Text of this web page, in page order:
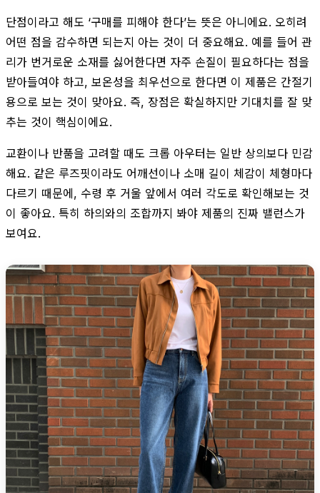
단점이라고 해도 ‘구매를 피해야 한다’는 뜻은 아니에요. 오히려
어떤 점을 감수하면 되는지 아는 것이 더 중요해요. 예를 들어 관
리가 번거로운 소재를 싫어한다면 자주 손질이 필요하다는 점을
받아들여야 하고, 보온성을 최우선으로 한다면 이 제품은 간절기
용으로 보는 것이 맞아요. 즉, 장점은 확실하지만 기대치를 잘 맞
추는 것이 핵심이에요.
교환이나 반품을 고려할 때도 크롭 아우터는 일반 상의보다 민감
해요. 같은 루즈핏이라도 어깨선이나 소매 길이 체감이 체형마다
다르기 때문에, 수령 후 거울 앞에서 여러 각도로 확인해보는 것
이 좋아요. 특히 하의와의 조합까지 봐야 제품의 진짜 밸런스가
보여요.